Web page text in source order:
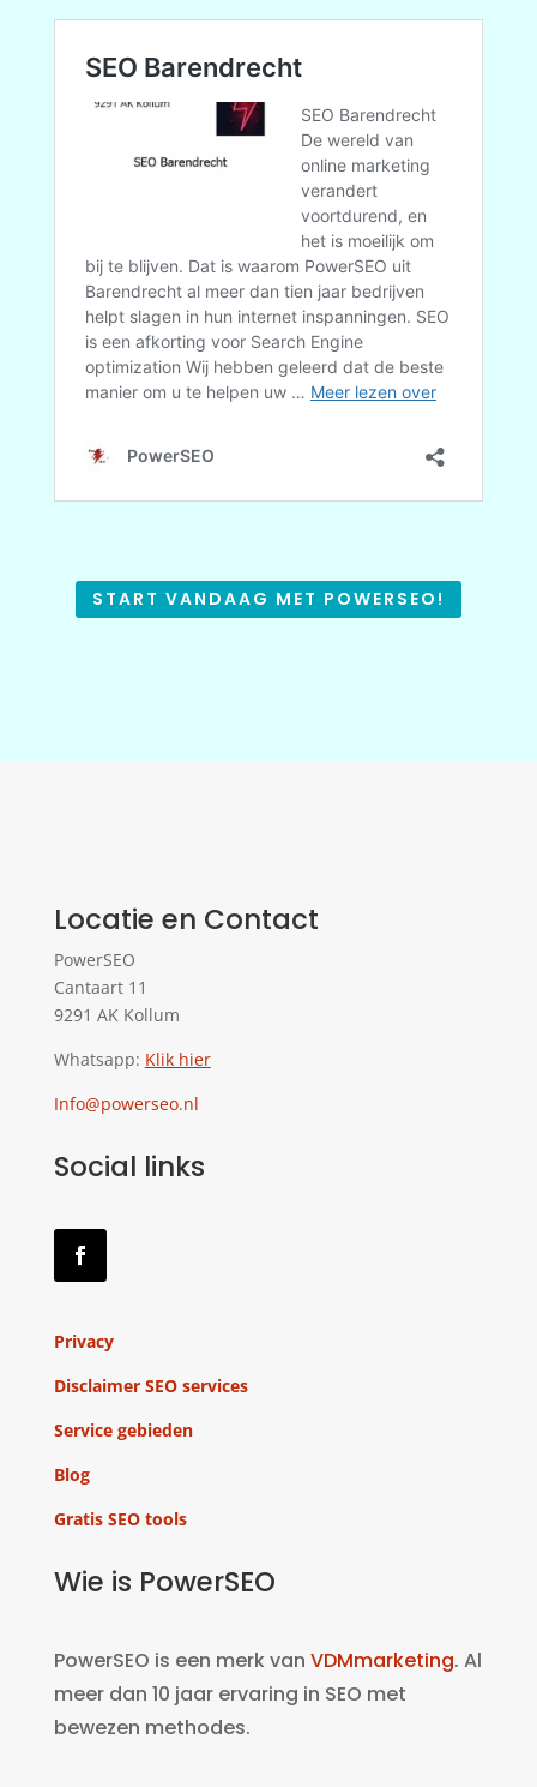
START VANDAAG MET POWERSEO!
Locatie en Contact
PowerSEO
Cantaart 11
9291 AK Kollum
Whatsapp: Klik hier
Info@powerseo.nl
Social links
Privacy
Disclaimer SEO services
Service gebieden
Blog
Gratis SEO tools
Wie is PowerSEO
PowerSEO is een merk van VDMmarketing. Al
meer dan 10 jaar ervaring in SEO met
bewezen methodes.